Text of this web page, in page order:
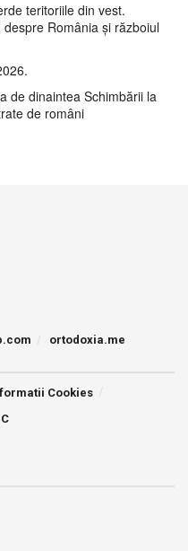
teritoriile din vest.
România și războiul
de dinaintea Schimbării la
de români
ortodoxia.me
Cookies